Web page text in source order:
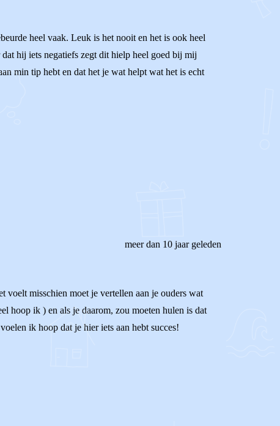
heel vaak. Leuk is het nooit en het is ook heel
hij iets negatiefs zegt dit hielp heel goed bij mij
min tip hebt en dat het je wat helpt wat het is echt
meer dan 10 jaar geleden
voelt misschien moet je vertellen aan je ouders wat
hoop ik ) en als je daarom, zou moeten hulen is dat
ik hoop dat je hier iets aan hebt succes!